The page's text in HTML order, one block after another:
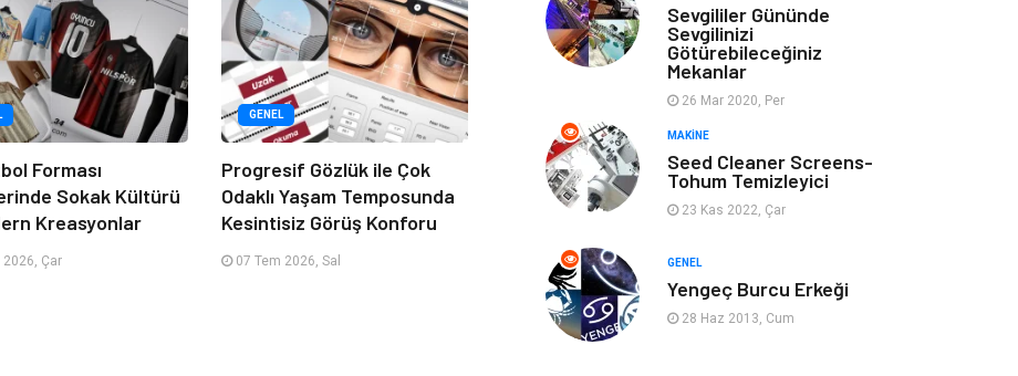
Forması
Sokak Kültürü
Kreasyonlar
Çar
GENEL
Progresif Gözlük ile Çok
Odaklı Yaşam Temposunda
Kesintisiz Görüş Konforu
07 Tem 2026, Sal
Gençlik & Eğlence Aksesuar
Spor
Evlilik Rehberi
Astroloji
Kaçırmayın
sağlıklı beslenme Spor Malzemeleri
Bebek Giyim
Sevgililer Gününde
Sevgilinizi
Götürebileceğiniz
Mekanlar
26 Mar 2020, Per
MAKINE
Seed Cleaner Screens-
Tohum Temizleyici
23 Kas 2022, Çar
GENEL
Yengeç Burcu Erkeği
28 Haz 2013, Cum